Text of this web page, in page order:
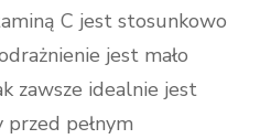
C jest stosunkowo
jest mało
zawsze idealnie jest
pełnym